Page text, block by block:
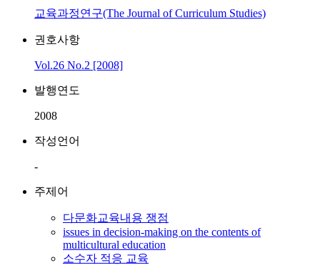
교육과정연구(The Journal of Curriculum Studies)
권호사항
Vol.26 No.2 [2008]
발행연도
2008
작성언어
-
주제어
다문화교육내용 쟁점
issues in decision-making on the contents of
multicultural education
소수자 적응 교육